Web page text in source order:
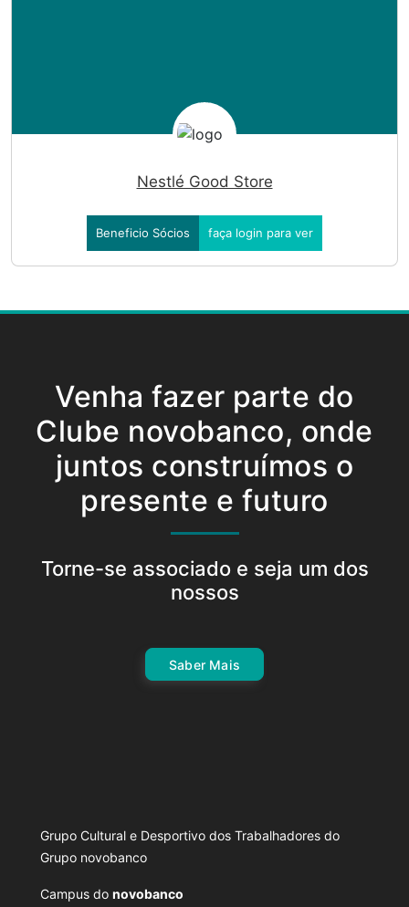
Nestlé Good Store
Beneficio Sócios faça login para ver
Venha fazer parte do
Clube novobanco, onde
juntos construímos o
presente e futuro
Torne-se associado e seja um dos
nossos
Saber Mais
Grupo Cultural e Desportivo dos Trabalhadores do
Grupo novobanco
Campus do novobanco